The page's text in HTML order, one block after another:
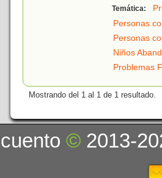
Temática:
Personas
Personas
Niños
Problemas
Mostrando del 1 al 1 de 1 resultado.
cuento© 2013-